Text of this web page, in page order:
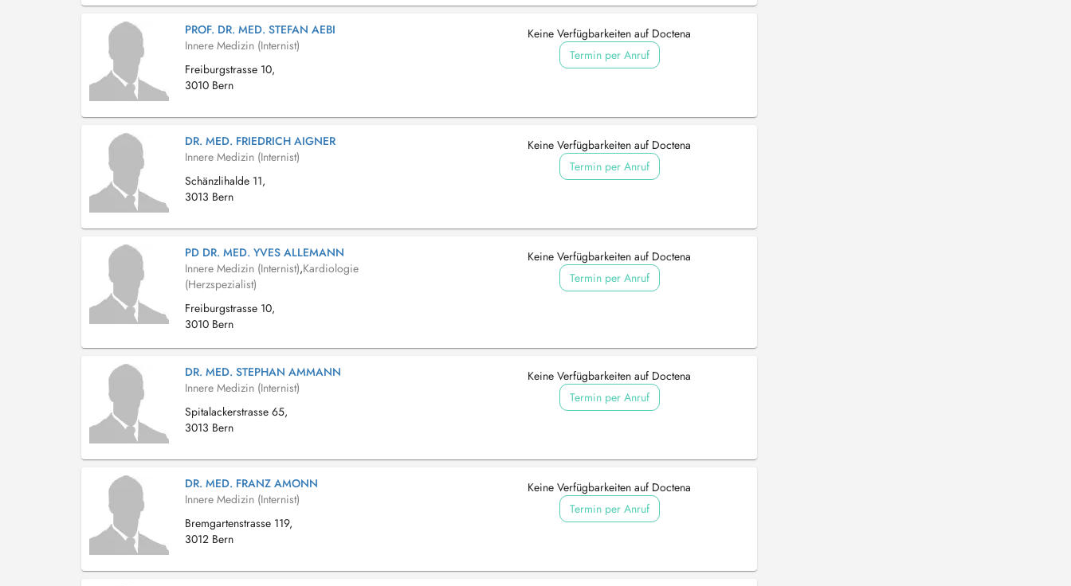
PROF. DR. MED. STEFAN AEBI
Innere Medizin (Internist)
Freiburgstrasse 10,
3010 Bern
Keine Verfügbarkeiten auf Doctena
Termin per Anruf
DR. MED. FRIEDRICH AIGNER
Innere Medizin (Internist)
Schänzlihalde 11,
3013 Bern
Keine Verfügbarkeiten auf Doctena
Termin per Anruf
PD DR. MED. YVES ALLEMANN
Innere Medizin (Internist),Kardiologie
(Herzspezialist)
Freiburgstrasse 10,
3010 Bern
Keine Verfügbarkeiten auf Doctena
Termin per Anruf
DR. MED. STEPHAN AMMANN
Innere Medizin (Internist)
Spitalackerstrasse 65,
3013 Bern
Keine Verfügbarkeiten auf Doctena
Termin per Anruf
DR. MED. FRANZ AMONN
Innere Medizin (Internist)
Bremgartenstrasse 119,
3012 Bern
Keine Verfügbarkeiten auf Doctena
Termin per Anruf